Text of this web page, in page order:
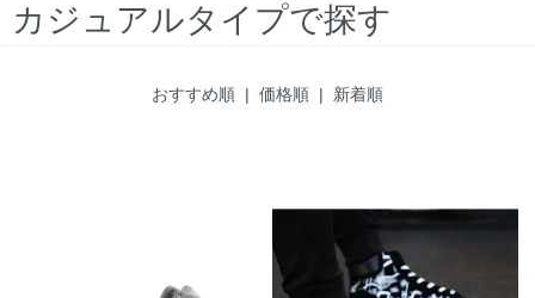
カジュアルタイプで探す
おすすめ順 | 価格順 | 新着順